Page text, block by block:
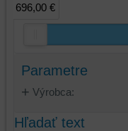
696,00 €
Parametre
Výrobca:
Hľadať text